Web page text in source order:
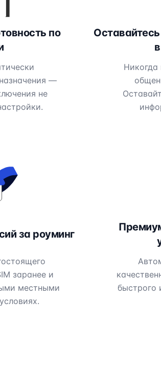
по
—
не
Никогда
за роуминг
заранее и
местными
быстрого